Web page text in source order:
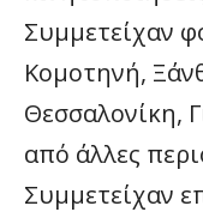
Συμμετείχαν
Κομοτηνή,
Θεσσαλονίκη,
από άλλες
Συμμετείχαν